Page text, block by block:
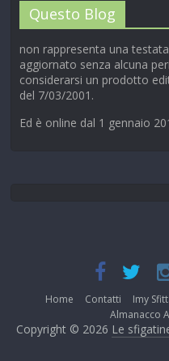
Questo Blog
non rappresenta una
aggiornato senza alcuna
considerarsi un prodotto
del 7/03/2001.
Ed è online dal 1 gennaio
Home Contatti Imy
Almanacco
Copyright © 2026 Le